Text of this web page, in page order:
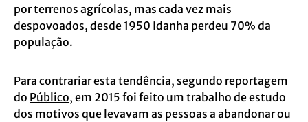
por terrenos agrícolas, mas cada vez mais
despovoados, desde 1950 Idanha perdeu 70% da
população.
Para contrariar esta tendência, segundo reportagem
do Público, em 2015 foi feito um trabalho de estudo
dos motivos que levavam as pessoas a abandonar ou